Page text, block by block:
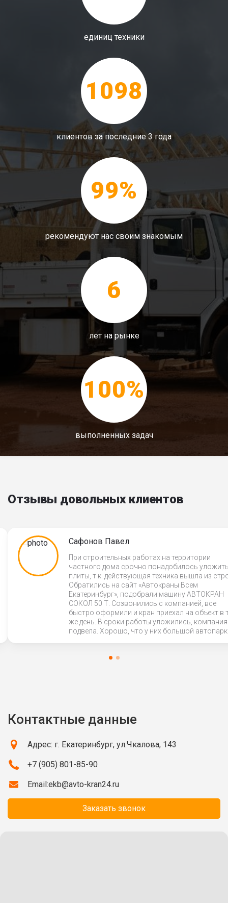
единиц техники
1098
клиентов за последние 3 года
99%
рекомендуют нас своим знакомым
6
лет на рынке
100%
выполненных задач
Отзывы довольных клиентов
Сафонов Павел
При строительных работах на территории
частного дома срочно понадобилось
плиты, т.к. действующая техника вышла из
Обратились на сайт «Автокраны Всем
Екатеринбург», подобрали машину АВТОКРАН
СОКОЛ 50 Т. Созвонились с компанией, все
быстро оформили и кран приехал на объект в
же день. В сроки работы уложились, компания
подвела. Хорошо, что у них большой
Контактные данные
Адрес: г. Екатеринбург, ул.Чкалова, 143
+7 (905) 801-85-90
Email:ekb@avto-kran24.ru
Заказать звонок